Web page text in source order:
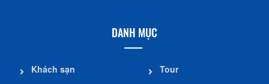
DANH MỤC
Khách sạn
Tour